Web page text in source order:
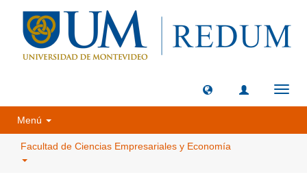
Menú
Facultad de Ciencias Empresariales y Economía